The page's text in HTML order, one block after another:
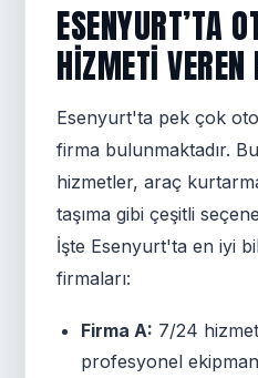
ESENYURT’TA
HIZMETI
Esenyurt'ta pek çok
firma bulunmaktadır.
hizmetler, araç
taşıma gibi çeşitli
İşte Esenyurt'ta en iyi
firmaları:
Firma A: 7/24
profesyonel